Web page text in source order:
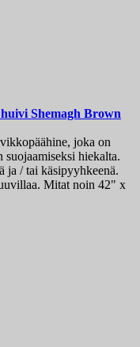
Shemagh Brown
joka on
suojaamiseksi hiekalta.
ja / tai käsipyyhkeenä.
Mitat noin 42" x